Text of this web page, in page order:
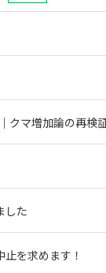
クマ増加論の再検
した
を求めます！